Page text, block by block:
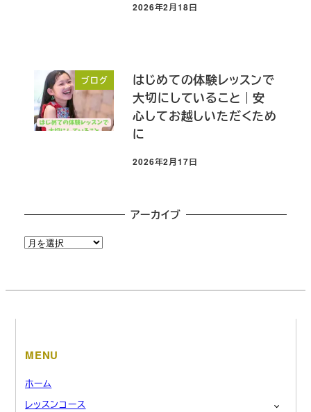
投稿日
2026年2月18日
ブログ
はじめての体験レッスンで
大切にしていること｜安
心してお越しいただくため
に
投稿日
2026年2月17日
アーカイブ
ア
MENU
ホーム
レッスンコース